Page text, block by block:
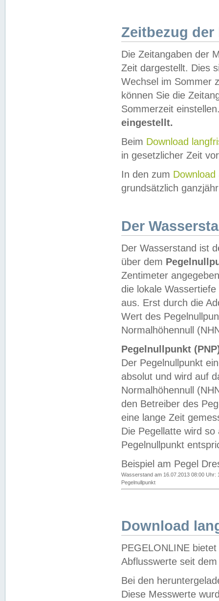
Zeitbezug der
Die Zeitangaben der
Zeit dargestellt. Dies
Wechsel im Sommer
können Sie die
Sommerzeit
eingestellt.
Beim Download
in gesetzlicher Zeit
In den zum Download
grundsätzlich
Der
Der Wasserstand ist
über dem
Zentimeter
die lokale
aus. Erst durch die
Wert des
Normalhöhennull
Pegelnullpunkt
Der Pegelnullpunkt
absolut und wird auf
Normalhöhennull
den Betreiber des
eine lange Zeit
Die Pegellatte wird
Pegelnullpunkt
Beispiel am Pegel
Wasserstand am 16.07.2013 08:00 Uhr:
Pegelnullpunkt
Download
PEGELONLINE
Abflusswerte seit
Bei den
Diese Messwerte